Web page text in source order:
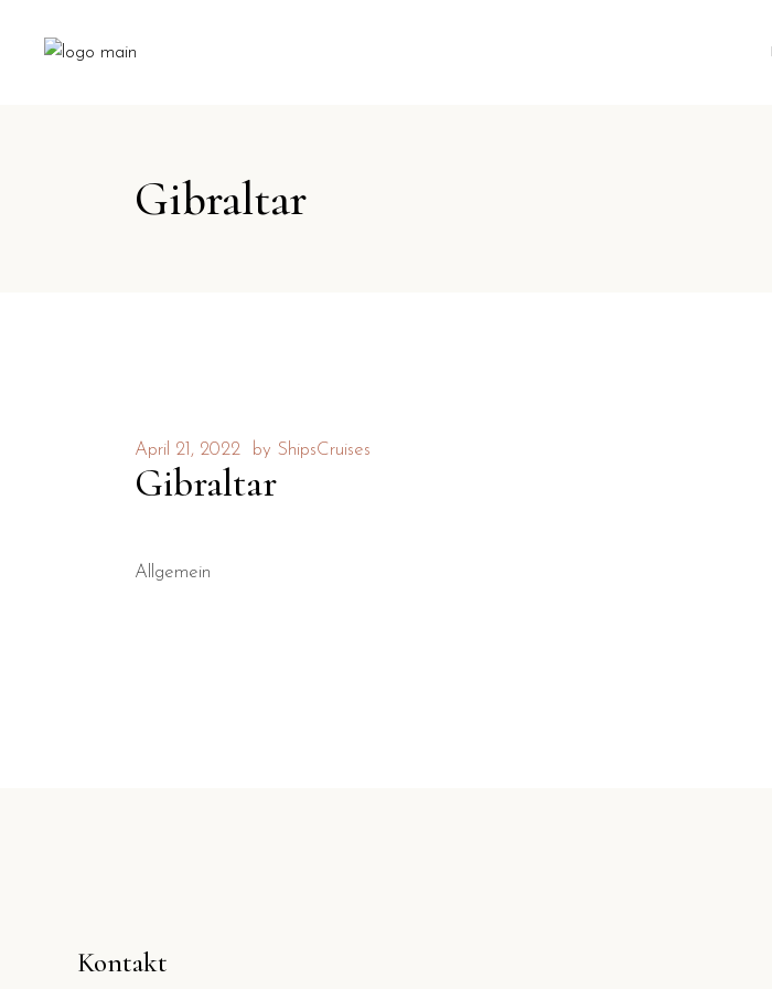
Gibraltar
April 21, 2022 by ShipsCruises
Gibraltar
Allgemein
Kontakt